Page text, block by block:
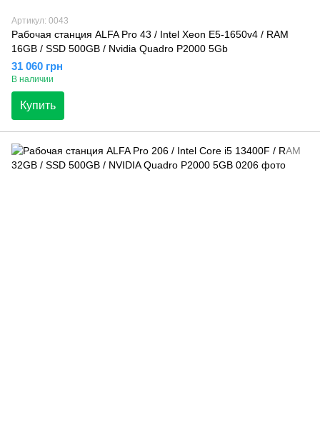
Артикул: 0043
Рабочая станция ALFA Pro 43 / Intel Xeon E5-1650v4 / RAM
16GB / SSD 500GB / Nvidia Quadro P2000 5Gb
31 060 грн
В наличии
Купить